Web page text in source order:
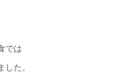
では
た。